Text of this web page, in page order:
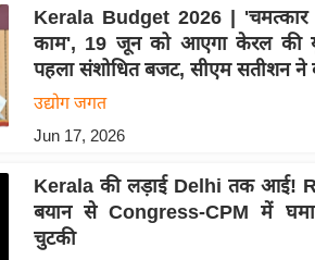
Kerala Budget 2026 |
काम', 19 जून को आएगा केरल की
पहला संशोधित बजट, सीएम सतीशन ने
उद्योग जगत
Jun 17, 2026
Kerala की लड़ाई Delhi तक आई!
बयान से Congress-CPM में
चुटकी